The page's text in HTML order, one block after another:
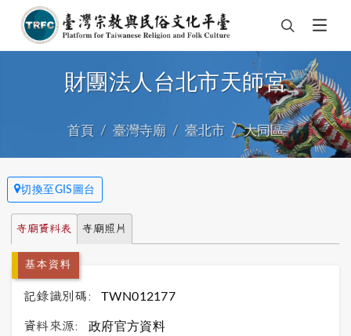
財團法人台北市天師宮
首頁 臺灣寺廟 臺北市 大同區
切換至GIS圖台
寺廟資料表 寺廟照片
基本資料
記錄識別碼: TWN012177
資料來源: 政府官方資料